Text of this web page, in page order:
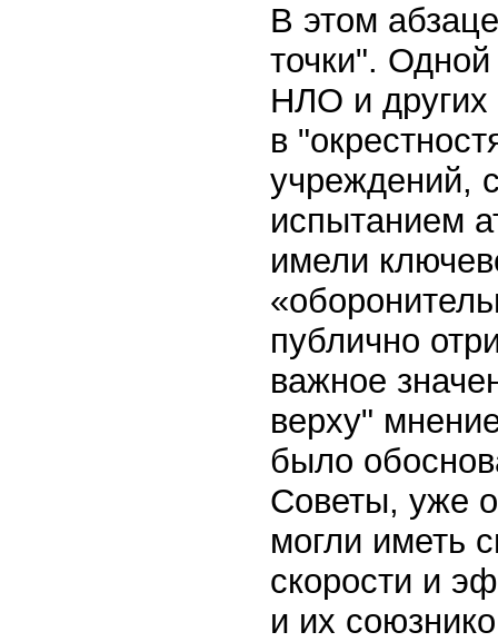
В этом
точки".
НЛО и
в
учреждений,
испытанием
имели
публично
важное
верху"
было
Советы, уже
могли иметь
скорости и
и их